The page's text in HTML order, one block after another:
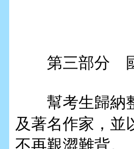
第三部分 國
幫考生歸納整
及著名作家，並
不再艱澀難背。